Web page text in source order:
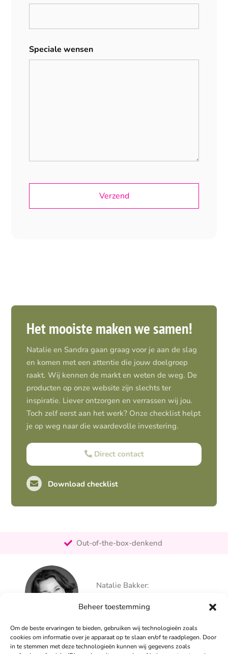
Beheer toestemming
Om de beste ervaringen te bieden, gebruiken wij technologieën zoals
cookies om informatie over je apparaat op te slaan en/of te raadplegen. Door
in te stemmen met deze technologieën kunnen wij gegevens zoals
Speciale wensen
Het mooiste maken we samen!
Natalie en Sandra gaan graag voor je aan de slag
en komen met een attentie die jouw doelgroep
raakt. Wij kennen de markt en weten de weg. De
producten op onze website zijn slechts ter
inspiratie. Liever ontzorgen en verrassen wij jou.
Toch zelf eerst aan het werk? Onze checklist helpt
je op weg naar die waardevolle investering.
Direct contact
Download checklist
Out-of-the-box-denkend
Persoonlijk
Natalie Bakker:
info@alertpromotie.nl
Sandra Peters: